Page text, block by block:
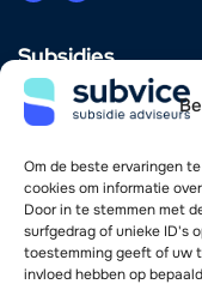
Om de beste ervaringen
cookies om informatie
Door in te stemmen met
surfgedrag of unieke ID's
toestemming geeft of uw
invloed hebben op
Subsidies
Innovatie
Energie &
Investering &
Zorg
Vind je weg